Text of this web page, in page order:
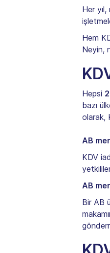
Her
Hem
Neyin,
Hepsi
bazı
olarak,
AB
KDV
AB
Bir AB